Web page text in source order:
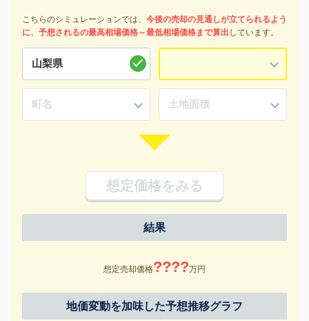
こちらのシミュレーションでは、 今後の売却の見通しが立てられるよう
に、予想されるの最高相場価格～最低相場価格まで算出 しています。
想定価格をみる
結果
想定売却価格????万円
地価変動を加味した予想推移グラフ